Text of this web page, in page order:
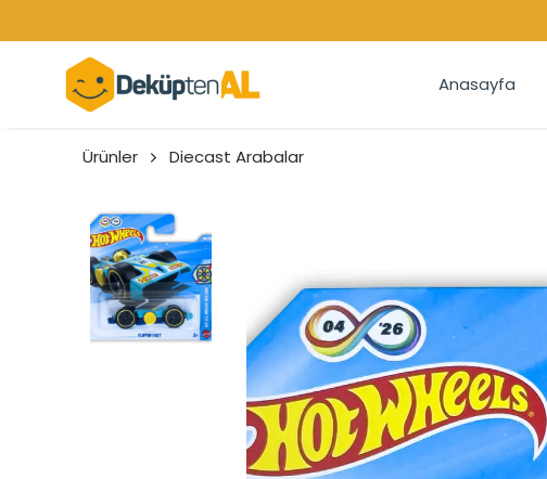
Anasayfa
Ürünler Diecast Arabalar